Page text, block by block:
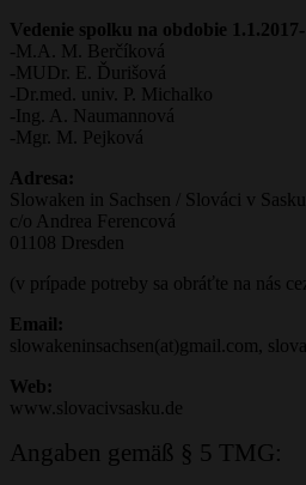
Vedenie spolku na obdobie
-M.A. M. Berčíková
-MUDr. E. Ďurišová
-Dr.med. univ. P. Michalko
-Ing. A. Naumannová
-Mgr. M. Pejková
Adresa:
Slowaken in Sachsen / Slováci v Sasku
c/o Andrea Ferencová
01108 Dresden
(v prípade potreby sa obráťte na nás
Email:
slowakeninsachsen(at)gmail.com,
Web:
www.slovacivsasku.de
Angaben gemäß § 5 TMG: